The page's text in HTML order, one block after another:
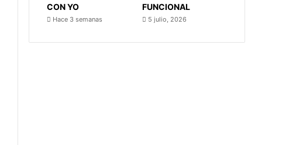
CON YO
Hace 3 semanas
FUNCIONAL
5 julio, 2026